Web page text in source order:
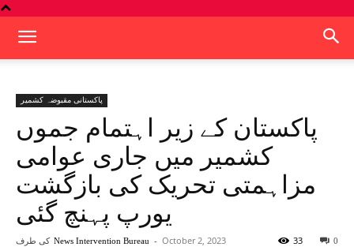
پاکستانی مقبوضہ کشمیر
پاکستان کے زیر اہتمام جموں
کشمیر میں جاری عوامی
مزاہمتی تحریک کی بازگشت
یورپ پہنچ گئی
کی طرف News Intervention Bureau - October 2, 2023 0
33